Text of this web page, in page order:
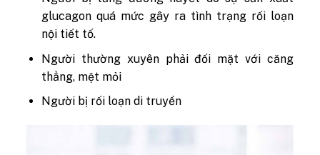
glucagon quá mức gây ra tình trạng rối loạn
nội tiết tố.
Người thường xuyên phải đối mặt với căng
thẳng, mệt mỏi
Người bị rối loạn di truyền